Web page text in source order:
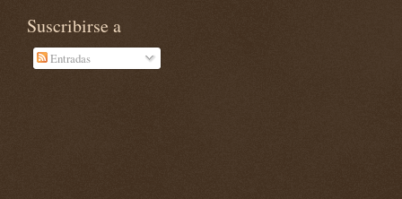
Suscribirse a
Entradas